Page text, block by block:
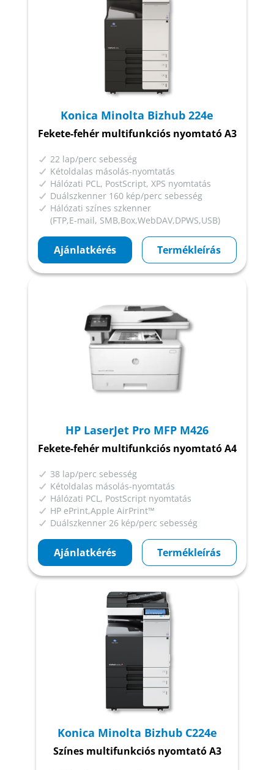
Konica Minolta Bizhub 224e
Fekete-fehér multifunkciós nyomtató A3
22 lap/perc sebesség
Kétoldalas másolás-nyomtatás
Hálózati PCL, PostScript, XPS nyomtatás
Duálszkenner 160 kép/perc sebesség
Hálózati színes szkenner
(FTP,E-mail, SMB,Box,WebDAV,DPWS,USB)
Ajánlatkérés Termékleírás
HP LaserJet Pro MFP M426
Fekete-fehér multifunkciós nyomtató A4
38 lap/perc sebesség
Kétoldalas másolás-nyomtatás
Hálózati PCL, PostScript nyomtatás
HP ePrint,Apple AirPrint™
Duálszkenner 26 kép/perc sebesség
Ajánlatkérés Termékleírás
Konica Minolta Bizhub C224e
Színes multifunkciós nyomtató A3